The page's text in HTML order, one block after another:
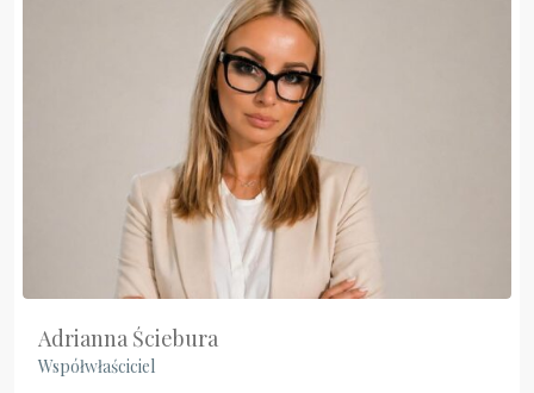
Adrianna Ściebura
Współwłaściciel